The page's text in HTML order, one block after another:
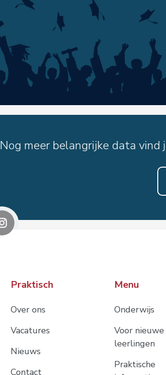
Nog meer belangrijke data vind
Praktisch
Over ons
Vacatures
Nieuws
Contact
Menu
Onderwijs
Voor nieuwe
leerlingen
Praktische